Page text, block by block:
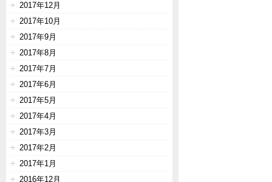
2017年12月
2017年10月
2017年9月
2017年8月
2017年7月
2017年6月
2017年5月
2017年4月
2017年3月
2017年2月
2017年1月
2016年12月